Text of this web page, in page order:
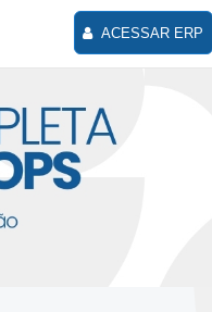
ACESSAR ERP